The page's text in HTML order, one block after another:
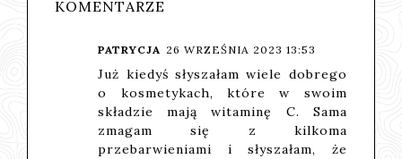
KOMENTARZE
PATRYCJA 26 WRZEŚNIA 2023 13:53
Już kiedyś słyszałam wiele dobrego
o kosmetykach, które w swoim
składzie mają witaminę C. Sama
zmagam się z kilkoma
przebarwieniami i słyszałam, że